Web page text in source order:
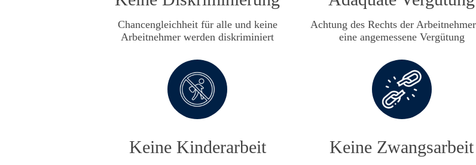
Chancengleichheit für alle und keine
Arbeitnehmer werden diskriminiert
Achtung des Rechts der
eine angemessene Vergütung
Keine Kinderarbeit Keine Zwangsarbeit